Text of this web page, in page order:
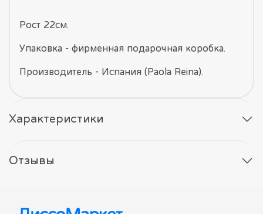
Рост 22см.
Упаковка - фирменная подарочная коробка.
Производитель - Испания (Paola Reina).
Характеристики
Отзывы